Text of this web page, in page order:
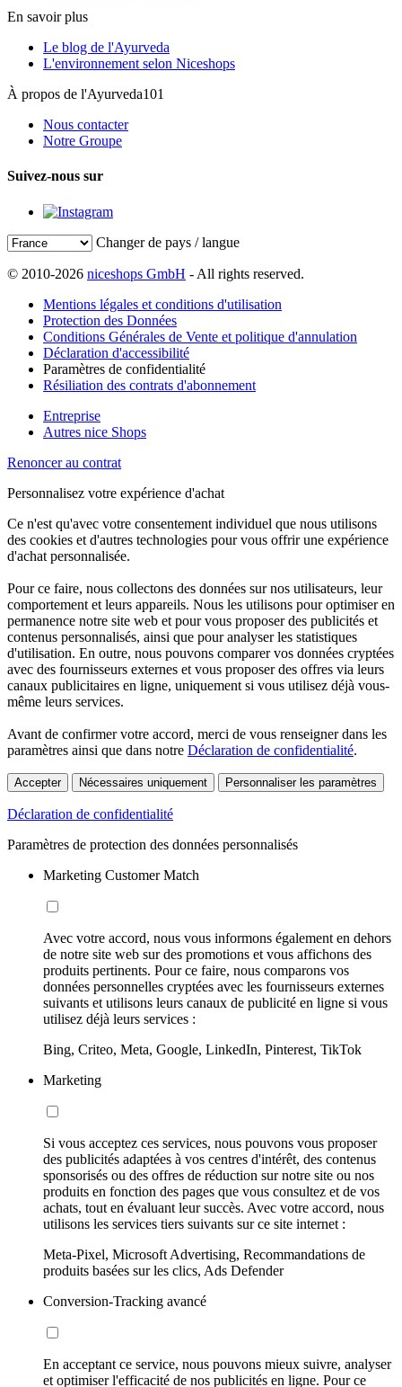
En savoir plus
Le blog de l'Ayurveda
L'environnement selon Niceshops
À propos de l'Ayurveda101
Nous contacter
Notre Groupe
Suivez-nous sur
Changer de pays / langue
© 2010-2026 niceshops GmbH - All rights reserved.
Mentions légales et conditions d'utilisation
Protection des Données
Conditions Générales de Vente et politique d'annulation
Déclaration d'accessibilité
Paramètres de confidentialité
Résiliation des contrats d'abonnement
Entreprise
Autres nice Shops
Renoncer au contrat
Personnalisez votre expérience d'achat
Ce n'est qu'avec votre consentement individuel que nous utilisons
des cookies et d'autres technologies pour vous offrir une expérience
d'achat personnalisée.
Pour ce faire, nous collectons des données sur nos utilisateurs, leur
comportement et leurs appareils. Nous les utilisons pour optimiser en
permanence notre site web et pour vous proposer des publicités et
contenus personnalisés, ainsi que pour analyser les statistiques
d'utilisation. En outre, nous pouvons comparer vos données cryptées
avec des fournisseurs externes et vous proposer des offres via leurs
canaux publicitaires en ligne, uniquement si vous utilisez déjà vous-
même leurs services.
Avant de confirmer votre accord, merci de vous renseigner dans les
paramètres ainsi que dans notre Déclaration de confidentialité.
Accepter Nécessaires uniquement Personnaliser les paramètres
Déclaration de confidentialité
Paramètres de protection des données personnalisés
Marketing Customer Match
Avec votre accord, nous vous informons également en dehors
de notre site web sur des promotions et vous affichons des
produits pertinents. Pour ce faire, nous comparons vos
données personnelles cryptées avec les fournisseurs externes
suivants et utilisons leurs canaux de publicité en ligne si vous
utilisez déjà leurs services :
Bing, Criteo, Meta, Google, LinkedIn, Pinterest, TikTok
Marketing
Si vous acceptez ces services, nous pouvons vous proposer
des publicités adaptées à vos centres d'intérêt, des contenus
sponsorisés ou des offres de réduction sur notre site ou nos
produits en fonction des pages que vous consultez et de vos
achats, tout en évaluant leur succès. Avec votre accord, nous
utilisons les services tiers suivants sur ce site internet :
Meta-Pixel, Microsoft Advertising, Recommandations de
produits basées sur les clics, Ads Defender
Conversion-Tracking avancé
En acceptant ce service, nous pouvons mieux suivre, analyser
et optimiser l'efficacité de nos publicités en ligne. Pour ce